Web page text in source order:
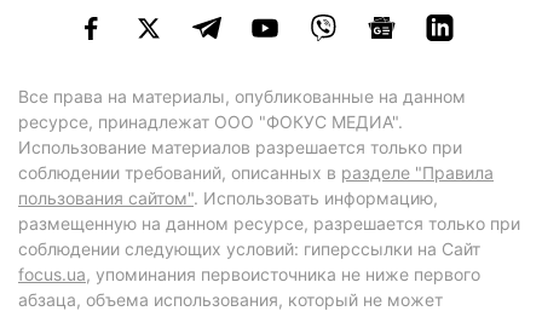
Все права на материалы, опубликованные на данном
ресурсе, принадлежат ООО "ФОКУС МЕДИА".
Использование материалов разрешается только при
соблюдении требований, описанных в разделе "Правила
пользования сайтом". Использовать информацию,
размещенную на данном ресурсе, разрешается только при
соблюдении следующих условий: гиперссылки на Сайт
focus.ua, упоминания первоисточника не ниже первого
абзаца, объема использования, который не может